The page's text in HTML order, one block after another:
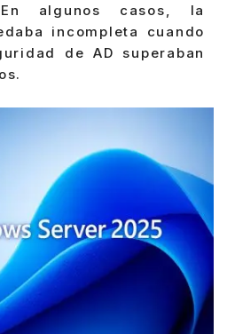
algunos casos, la
incompleta cuando
de AD superaban